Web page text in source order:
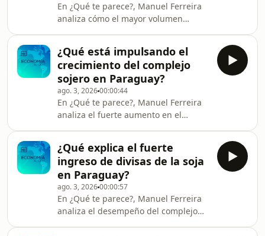
En ¿Qué te parece?, Manuel Ferreira
analiza cómo el mayor volumen
semestre de 2026.El análisis
completo, en la cápsula.
¿Qué está impulsando el
crecimiento del complejo
sojero en Paraguay?
ago. 3, 202600:00:44
En ¿Qué te parece?, Manuel Ferreira
analiza el fuerte aumento en el
2026.El análisis completo, en la
cápsula.
¿Qué explica el fuerte
ingreso de divisas de la soja
en Paraguay?
ago. 3, 202600:00:57
En ¿Qué te parece?, Manuel Ferreira
analiza el desempeño del complejo